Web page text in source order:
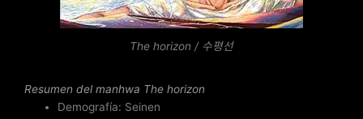
c
o
n
The horizon / 수평선
Resumen del manhwa The horizon
Demografía: Seinen